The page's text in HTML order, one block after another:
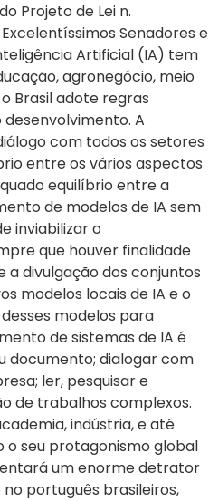
Projeto de Lei n.
Senadores e
Artificial (IA) tem
agronegócio, meio
Brasil adote regras
A
com todos os setores
entre os vários aspectos
equilíbrio entre a
de modelos de IA sem
inviabilizar o
que houver finalidade
divulgação dos conjuntos
modelos locais de IA e o
modelos para
de sistemas de IA é
documento; dialogar com
ler, pesquisar e
de trabalhos complexos.
indústria, e até
o seu protagonismo global
um enorme detrator
português brasileiros,